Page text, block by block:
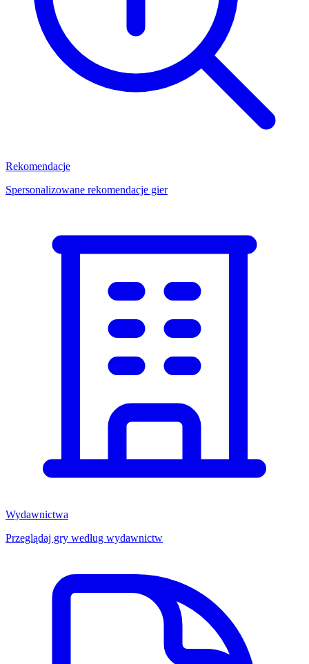
Rekomendacje
Spersonalizowane rekomendacje gier
Wydawnictwa
Przeglądaj gry według wydawnictw